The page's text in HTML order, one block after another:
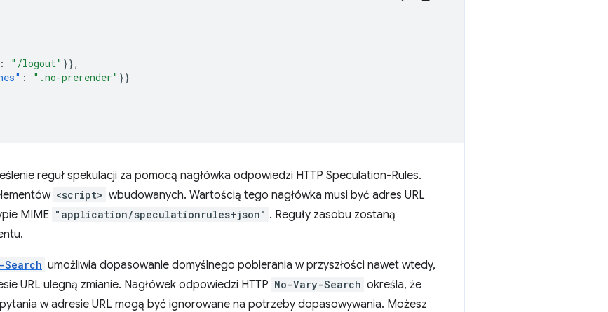
: "/logout" }},
: ".no-prerender" }}
reguł spekulacji za pomocą nagłówka odpowiedzi HTTP Speculation-Rules.
<script> wbudowanych. Wartością tego nagłówka musi być adres URL
MIME "application/speculationrules+json" . Reguły zasobu zostaną
Search umożliwia dopasowanie domyślnego pobierania w przyszłości nawet wtedy,
URL ulegną zmianie. Nagłówek odpowiedzi HTTP No-Vary-Search określa, że
w adresie URL mogą być ignorowane na potrzeby dopasowywania. Możesz